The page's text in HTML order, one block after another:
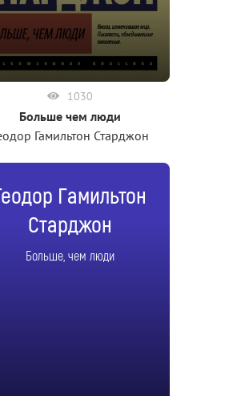
1030
Больше чем люди
Гамильтон Старджон
Гамильтон
Старджон
Больше, чем люди